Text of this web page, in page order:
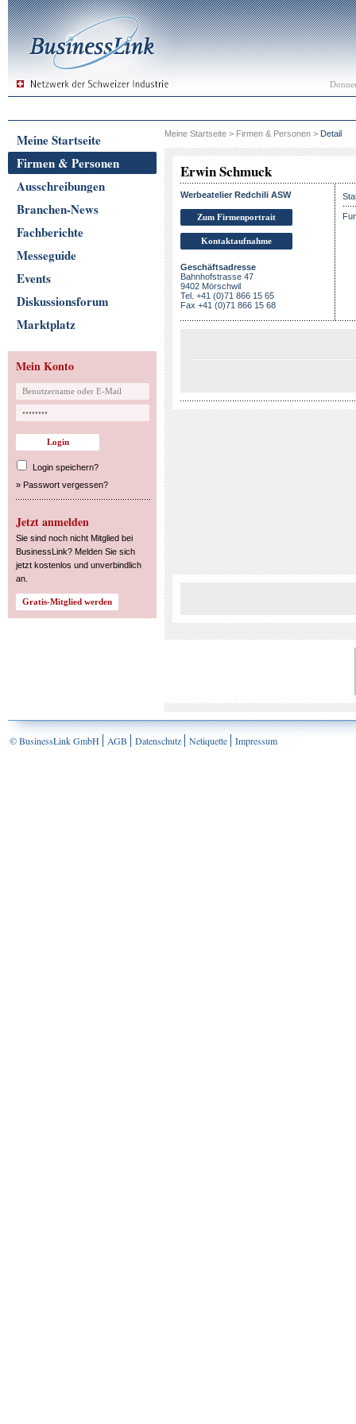
Meine Startseite
Firmen & Personen
Ausschreibungen
Branchen-News
Fachberichte
Messeguide
Events
Diskussionsforum
Marktplatz
Mein Konto
Login speichern?
» Passwort vergessen?
Jetzt anmelden
Sie sind noch nicht Mitglied bei
BusinessLink? Melden Sie sich
jetzt kostenlos und unverbindlich
an.
Meine Startseite > Firmen & Personen > Detail
Erwin Schmuck
Werbeatelier Redchili ASW
Zum Firmenportrait
Kontaktaufnahme
Geschäftsadresse
Bahnhofstrasse 47
9402 Mörschwil
Tel. +41 (0)71 866 15 65
Fax +41 (0)71 866 15 68
© BusinessLink GmbH AGB Datenschutz Netiquette Impressum